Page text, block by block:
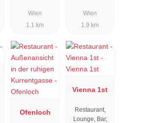
Wien
1.1 km
Wien
1.9 km
Ofenloch
Vienna 1st
Restaurant,
Lounge, Bar,